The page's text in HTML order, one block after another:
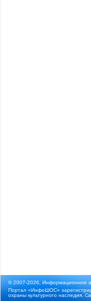
© 2007-2026, Информационное
Портал «ИнфоШОС»
охраны культурного наследия.